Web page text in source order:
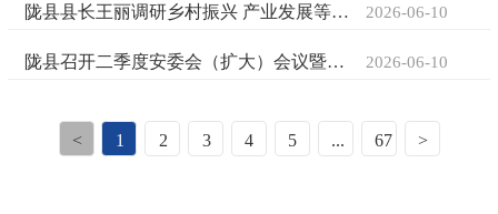
陇县县长王丽调研乡村振兴 产业发展等工作 2026-06-10
陇县召开二季度安委会（扩大）会议暨安全生产月动员大会 2026-06-10
< 1 2 3 4 5 ... 67 >